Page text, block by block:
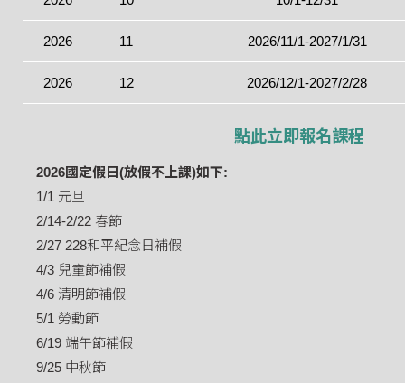
2026 11 2026/11/1-2027/1/31
2026 12 2026/12/1-2027/2/28
點此立即報名課程
2026國定假日(放假不上課)如下:
1/1 元旦
2/14-2/22 春節
2/27 228和平紀念日補假
4/3 兒童節補假
4/6 清明節補假
5/1 勞動節
6/19 端午節補假
9/25 中秋節